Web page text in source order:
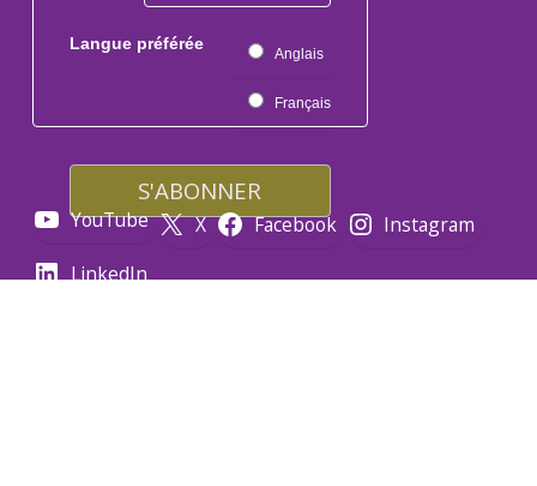
Langue préférée
Anglais
Français
YouTube X Facebook
Instagram
LinkedIn